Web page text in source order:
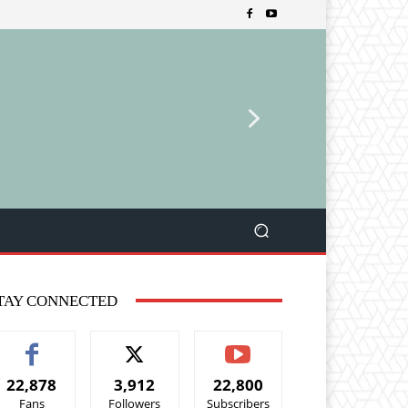
CONNECTED
22,878
Fans
3,912
Followers
22,800
Subscribers